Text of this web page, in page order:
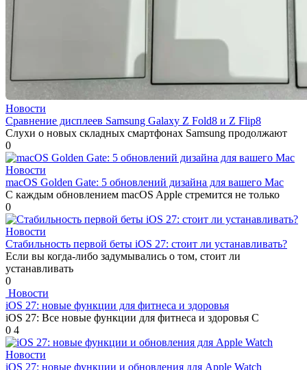
Новости
Сравнение дисплеев Samsung Galaxy Z Fold8 и Z Flip8
Слухи о новых складных смартфонах Samsung продолжают
0
Новости
macOS Golden Gate: 5 обновлений дизайна для вашего Mac
С каждым обновлением macOS Apple стремится не только
0
Новости
Стабильность первой беты iOS 27: стоит ли устанавливать?
Если вы когда-либо задумывались о том, стоит ли
устанавливать
0
Новости
iOS 27: новые функции для фитнеса и здоровья
iOS 27: Все новые функции для фитнеса и здоровья С
0 4
Новости
iOS 27: новые функции и обновления для Apple Watch